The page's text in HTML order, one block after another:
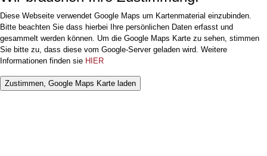
Diese Webseite verwendet Google Maps um Kartenmaterial einzubinden.
Bitte beachten Sie dass hierbei Ihre persönlichen Daten erfasst und
gesammelt werden können. Um die Google Maps Karte zu sehen, stimmen
Sie bitte zu, dass diese vom Google-Server geladen wird. Weitere
Informationen finden sie HIER